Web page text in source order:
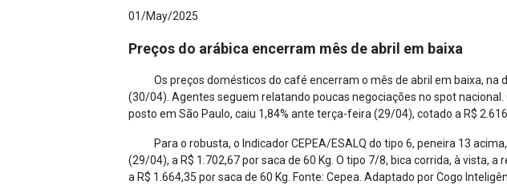
01/May/2025
Preços do arábica encerram mês de abril em baixa
Os preços domésticos do café encerram o mês de abril em baixa,
(30/04). Agentes seguem relatando poucas negociações no spot
posto em São Paulo, caiu 1,84% ante terça-feira (29/04), cotado a R$
Para o robusta, o Indicador CEPEA/ESALQ do tipo 6, peneira 13
(29/04), a R$ 1.702,67 por saca de 60 Kg. O tipo 7/8, bica corrida, à vista,
a R$ 1.664,35 por saca de 60 Kg. Fonte: Cepea. Adaptado por Cogo